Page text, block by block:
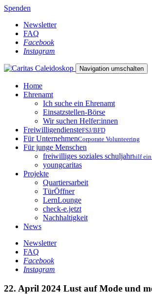
Spenden
Newsletter
FAQ
Facebook
Instagram
Navigation umschalten
Home
Ehrenamt
Ich suche ein Ehrenamt
Einsatzstellen-Börse
Wir suchen Helfer:innen
FreiwilligendiensteFSJ/BFD
Für UnternehmenCorporate Volunteering
Für junge Menschen
freiwilliges soziales schuljahrhilf
youngcaritas
Projekte
Quartiersarbeit
TürÖffner
LernLounge
check-e.jetzt
Nachhaltigkeit
News
Newsletter
FAQ
Facebook
Instagram
22. April 2024 Lust auf Mode und